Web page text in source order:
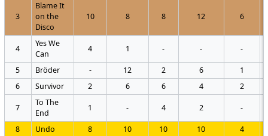
3
Blame It
on the
Disco
10 8 8 12 6
4
Yes We
Can
4 1 - - -
5 Bröder - 12 2 6
1
6
Survivor 2 6 6 4 2
7
To The
End
1 - 4 2 -
8 Undo 8 10 10 10 4